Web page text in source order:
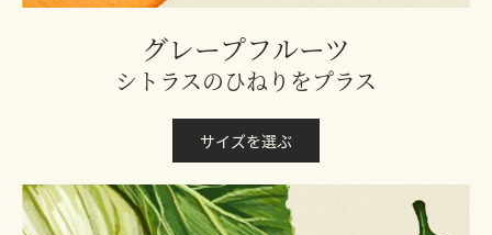
グレープフルーツ
シトラスのひねりをプラス
サイズを選ぶ